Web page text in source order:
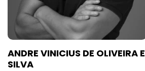
ANDRE VINICIUS DE OLIVEIRA E
SILVA